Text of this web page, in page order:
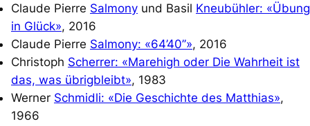
Claude Pierre Salmony und Basil Kneubühler: «Übung
in Glück», 2016
Claude Pierre Salmony: «64’40’’», 2016
Christoph Scherrer: «Marehigh oder Die Wahrheit ist
das, was übrigbleibt», 1983
Werner Schmidli: «Die Geschichte des Matthias»,
1966